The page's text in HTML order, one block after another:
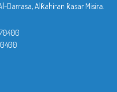
Darrasa, Alƙahiran ƙasar Misira.